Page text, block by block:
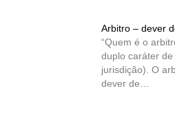
Arbitro – dever
“Quem é o
duplo caráter
jurisdição). O
dever de…